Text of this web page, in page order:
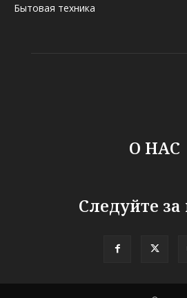
Бытовая техника
О НАС
Следуйте